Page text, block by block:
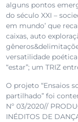
alguns pontos
do século XXI –
em mundo’ que
caixas, auto
versatilidade
“estar”; um TRIZ
O projeto “Ensaios
partilhado” foi
Nº 03/2020//
INÉDITOS DE